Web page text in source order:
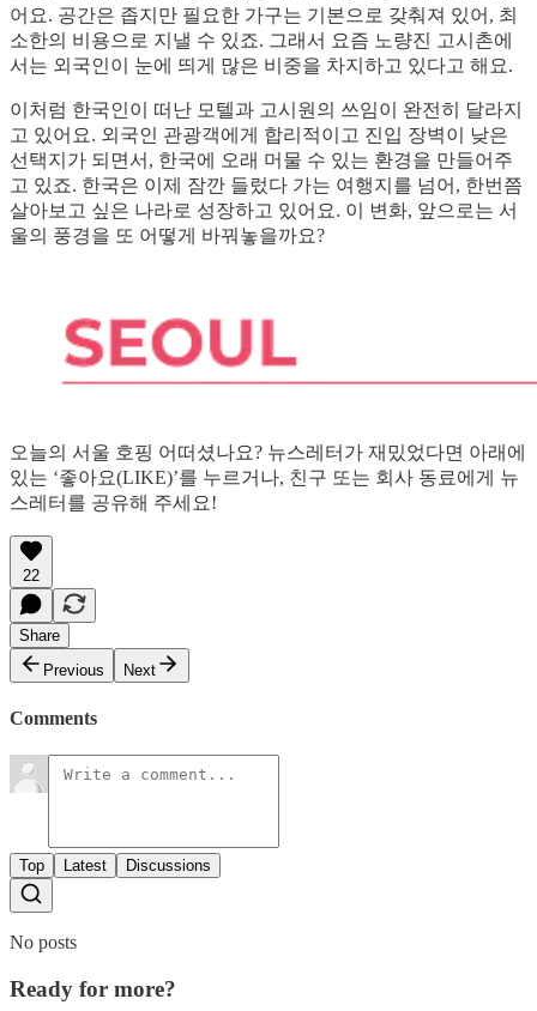
어요. 공간은 좁지만 필요한 가구는 기본으로 갖춰져 있어, 최
소한의 비용으로 지낼 수 있죠. 그래서 요즘 노량진 고시촌에
서는 외국인이 눈에 띄게 많은 비중을 차지하고 있다고 해요.
이처럼 한국인이 떠난 모텔과 고시원의 쓰임이 완전히 달라지
고 있어요. 외국인 관광객에게 합리적이고 진입 장벽이 낮은
선택지가 되면서, 한국에 오래 머물 수 있는 환경을 만들어주
고 있죠. 한국은 이제 잠깐 들렀다 가는 여행지를 넘어, 한번쯤
살아보고 싶은 나라로 성장하고 있어요. 이 변화, 앞으로는 서
울의 풍경을 또 어떻게 바꿔놓을까요?
오늘의 서울 호핑 어떠셨나요? 뉴스레터가 재밌었다면 아래에
있는 ‘좋아요(LIKE)’를 누르거나, 친구 또는 회사 동료에게 뉴
스레터를 공유해 주세요!
22
Share
Previous
Next
Comments
Top Latest Discussions
No posts
Ready for more?